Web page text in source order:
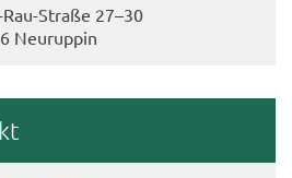
Straße 27–30
Neu­rup­pin